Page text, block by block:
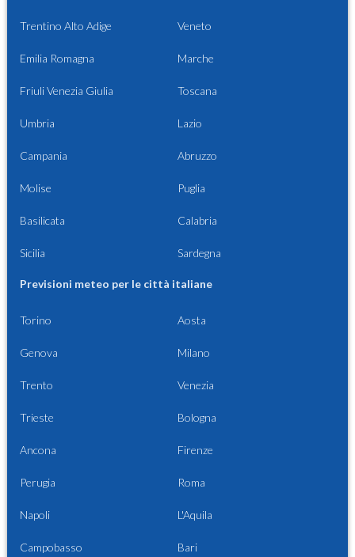
Trentino Alto Adige Veneto
Emilia Romagna Marche
Friuli Venezia Giulia Toscana
Umbria Lazio
Campania Abruzzo
Molise Puglia
Basilicata Calabria
Sicilia Sardegna
Previsioni meteo per le città italiane
Torino Aosta
Genova Milano
Trento Venezia
Trieste Bologna
Ancona Firenze
Perugia Roma
Napoli L'Aquila
Campobasso Bari